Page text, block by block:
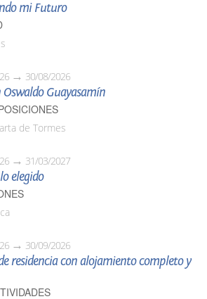
mi Futuro
30/08/2026
Oswaldo Guayasamín
de Tormes
31/03/2027
elegido
30/09/2026
residencia con alojamiento completo y